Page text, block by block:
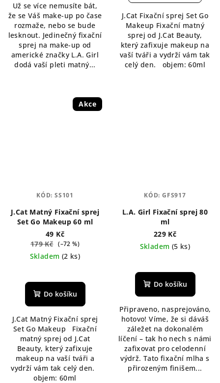
z
5
hvězdiček.
Už se více nemusíte bát,
že se Váš make-up po čase
rozmaže, nebo se bude
lesknout. Jedinečný fixační
sprej na make-up od
americké značky L.A. Girl
dodá vaší pleti matný...
z
5
hvězdiček.
J.Cat Fixační sprej Set Go
Makeup Fixační matný
sprej od J.Cat Beauty,
který zafixuje makeup na
vaší tváři a vydrží vám tak
celý den. objem: 60ml
Akce
J.Cat Matný Fixační sprej
Set Go Makeup 60 ml
49 Kč
179 Kč (–72 %)
Skladem (2 ks)
hodnocení
produktu
z
5
hvězdiček.
Do košíku
J.Cat Matný Fixační sprej
Set Go Makeup Fixační
matný sprej od J.Cat
Beauty, který zafixuje
makeup na vaší tváři a
vydrží vám tak celý den.
objem: 60ml
KÓD: SS101
L.A. Girl Fixační sprej 80
ml
229 Kč
Skladem (5 ks)
Do košíku
Připraveno, nasprejováno,
hotovo! Víme, že si dáváš
záležet na dokonalém
líčení – tak ho nech s námi
zafixovat pro celodenní
výdrž. Tato fixační mlha s
přirozeným finišem...
KÓD:GFS917